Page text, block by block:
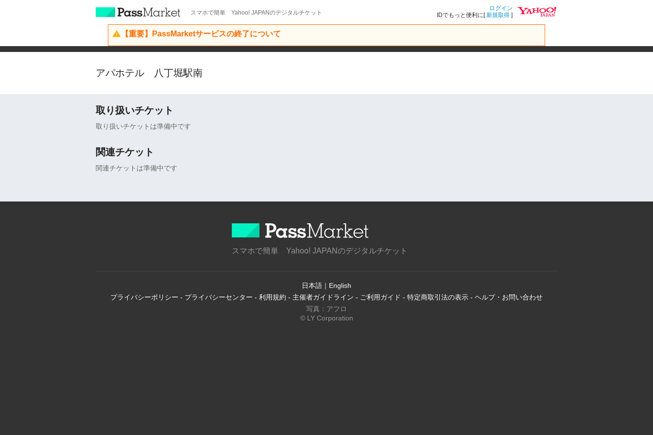
スマホで簡単 Yahoo! JAPANのデジタルチケット
ログイン
IDでもっと便利に[新規取得 ]
【重要】PassMarketサービスの終了について
アパホテル 八丁堀駅南
取り扱いチケット
取り扱いチケットは準備中です
関連チケット
関連チケットは準備中です
スマホで簡単 Yahoo! JAPANのデジタルチケット
日本語 ｜ English
プライバシーポリシー - プライバシーセンター - 利用規約 - 主催者ガイドライン - ご利用ガイド - 特定商取引法の表示 - ヘルプ・お問い合わせ
写真：アフロ
© LY Corporation